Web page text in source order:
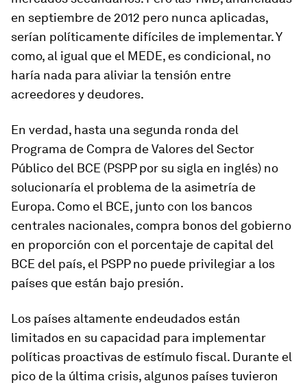
en septiembre de 2012 pero nunca aplicadas,
serían políticamente difíciles de implementar. Y
como, al igual que el MEDE, es condicional, no
haría nada para aliviar la tensión entre
acreedores y deudores.
En verdad, hasta una segunda ronda del
Programa de Compra de Valores del Sector
Público del BCE (PSPP por su sigla en inglés) no
solucionaría el problema de la asimetría de
Europa. Como el BCE, junto con los bancos
centrales nacionales, compra bonos del gobierno
en proporción con el porcentaje de capital del
BCE del país, el PSPP no puede privilegiar a los
países que están bajo presión.
Los países altamente endeudados están
limitados en su capacidad para implementar
políticas proactivas de estímulo fiscal. Durante el
pico de la última crisis, algunos países tuvieron